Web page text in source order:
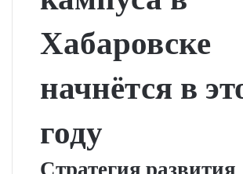
Хабаровске
начнётся в
году